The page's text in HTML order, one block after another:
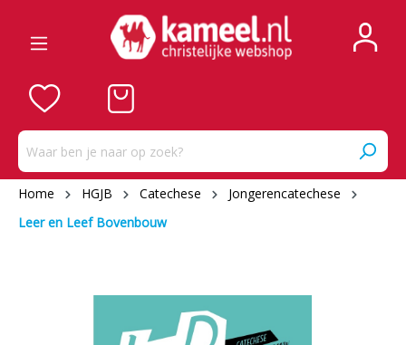
Home HGJB Catechese
Jongerencatechese
Leer en Leef Bovenbouw